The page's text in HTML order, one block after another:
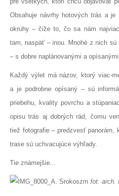
Obsahuje návrhy hotových trás a
okruhy – čiže to, čo sa nám
tam, naspäť – inou. Mnohé z nich sú
– s dobre naplánovanými a opísanými
Každý výlet má názov, ktorý viac-
a je podrobne opísaný – sú
priebehu, kvality povrchu a
opisu trás aj dobrých rád, čomu
tiež fotografie – predzvesť panorám,
trase sú uchvacujúce výhľady.
Tie známejšie...
fot. arch.